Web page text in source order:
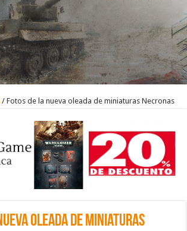
/ Fotos de la nueva oleada de miniaturas Necronas
oleada de miniaturas